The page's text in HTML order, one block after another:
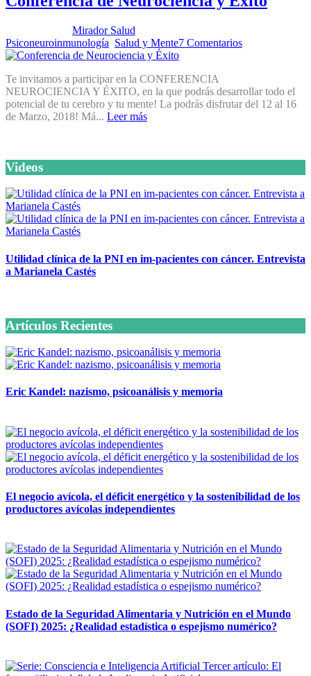
Mirador Salud
Psiconeuroinmunología Salud y Mente7 Comentarios
Te invitamos a participar en la CONFERENCIA
NEUROCIENCIA Y ÉXITO, en la que podrás desarrollar todo el
potencial de tu cerebro y tu mente! La podrás disfrutar del 12 al 16
de Marzo, 2018! Má... Leer más
Videos
Utilidad clínica de la PNI en im-pacientes con cáncer. Entrevista
a Marianela Castés
Artículos Recientes
Eric Kandel: nazismo, psicoanálisis y memoria
El negocio avícola, el déficit energético y la sostenibilidad de los
productores avícolas independientes
Estado de la Seguridad Alimentaria y Nutrición en el Mundo
(SOFI) 2025: ¿Realidad estadística o espejismo numérico?